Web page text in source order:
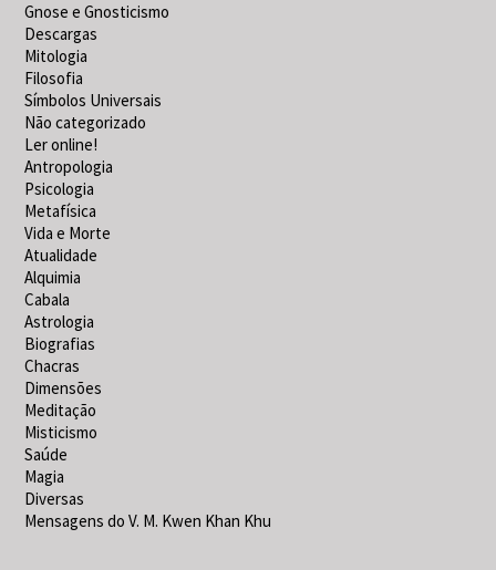
Gnose e Gnosticismo
Descargas
Mitologia
Filosofia
Símbolos Universais
Não categorizado
Ler online!
Antropologia
Psicologia
Metafísica
Vida e Morte
Atualidade
Alquimia
Cabala
Astrologia
Biografias
Chacras
Dimensões
Meditação
Misticismo
Saúde
Magia
Diversas
Mensagens do V. M. Kwen Khan Khu